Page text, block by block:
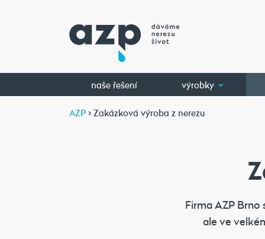
naše řešení výrobky
AZP > Zakázková výroba z nerezu
Firma AZP
ale ve